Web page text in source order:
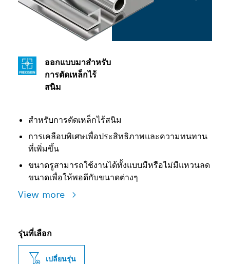
ออกแบบมาสําหรับ
การตัดเหล็กไร้
สนิม
สำหรับการตัดเหล็กไร้สนิม
การเคลือบพิเศษเพื่อประสิทธิภาพและความทนทาน
ที่เพิ่มขึ้น
ขนาดรูสามารถใช้งานได้ทั้งแบบมีหรือไม่มีแหวนลด
ขนาดเพื่อให้พอดีกับขนาดต่างๆ
View more
รุ่นที่เลือก
เปลี่ยนรุ่น